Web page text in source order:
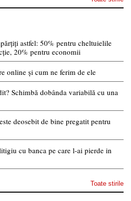
astfel: 50% pentru cheltuielile
20% pentru economii
online și cum ne ferim de ele
Schimbă dobânda variabilă cu una
deosebit de bine pregatit pentru
cu banca pe care l-ai pierde in
Toate stirile